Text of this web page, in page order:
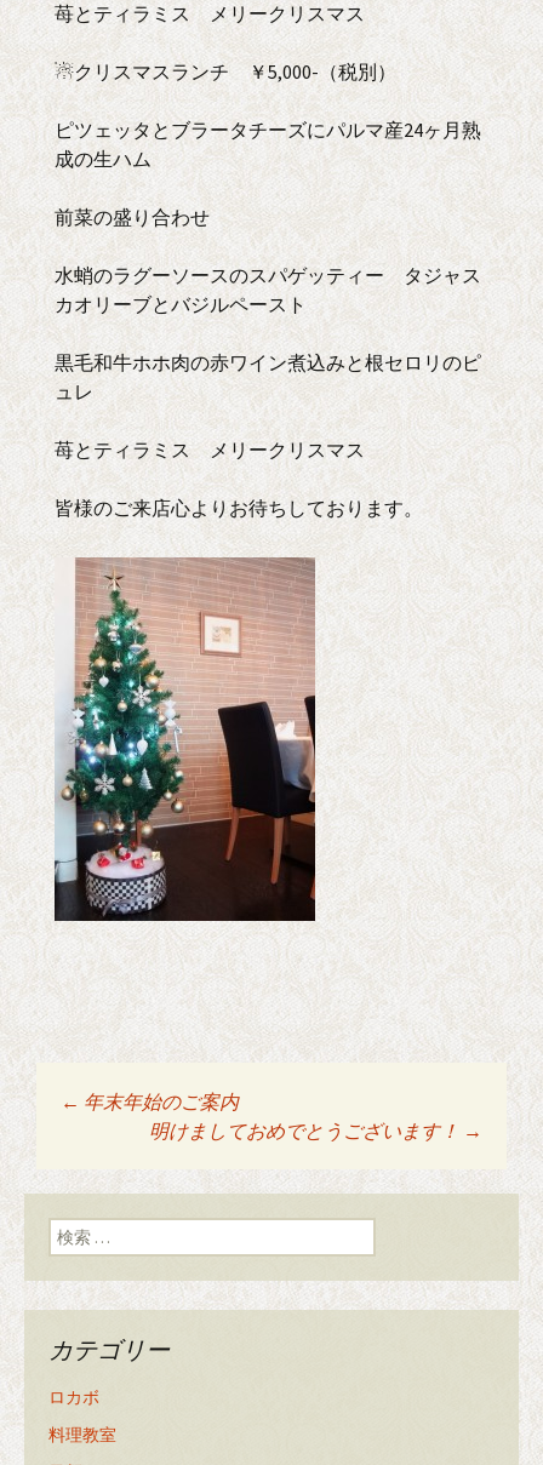
苺とティラミス メリークリスマス
☃クリスマスランチ ￥5,000-（税別）
ピツェッタとブラータチーズにパルマ産24ヶ月熟
成の生ハム
前菜の盛り合わせ
水蛸のラグーソースのスパゲッティー タジャス
カオリーブとバジルペースト
黒毛和牛ホホ肉の赤ワイン煮込みと根セロリのピ
ュレ
苺とティラミス メリークリスマス
皆様のご来店心よりお待ちしております。
投稿ナビゲーショ
ン
← 年末年始のご案内
明けましておめでとうございます！ →
検索:
カテゴリー
ロカボ
料理教室